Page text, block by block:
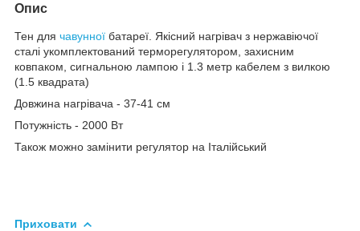
Опис
Тен для чавунної батареї. Якісний нагрівач з нержавіючої
сталі укомплектований терморегулятором, захисним
ковпаком, сигнальною лампою і 1.3 метр кабелем з вилкою
(1.5 квадрата)
Довжина нагрівача - 37-41 см
Потужність - 2000 Вт
Також можно замінити регулятор на Італійський
Приховати